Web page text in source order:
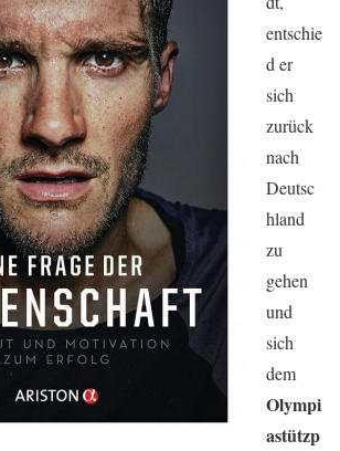
entschie
d er
sich
zurück
nach
Deutsc
hland
zu
gehen
und
sich
dem
Olympi
astützp